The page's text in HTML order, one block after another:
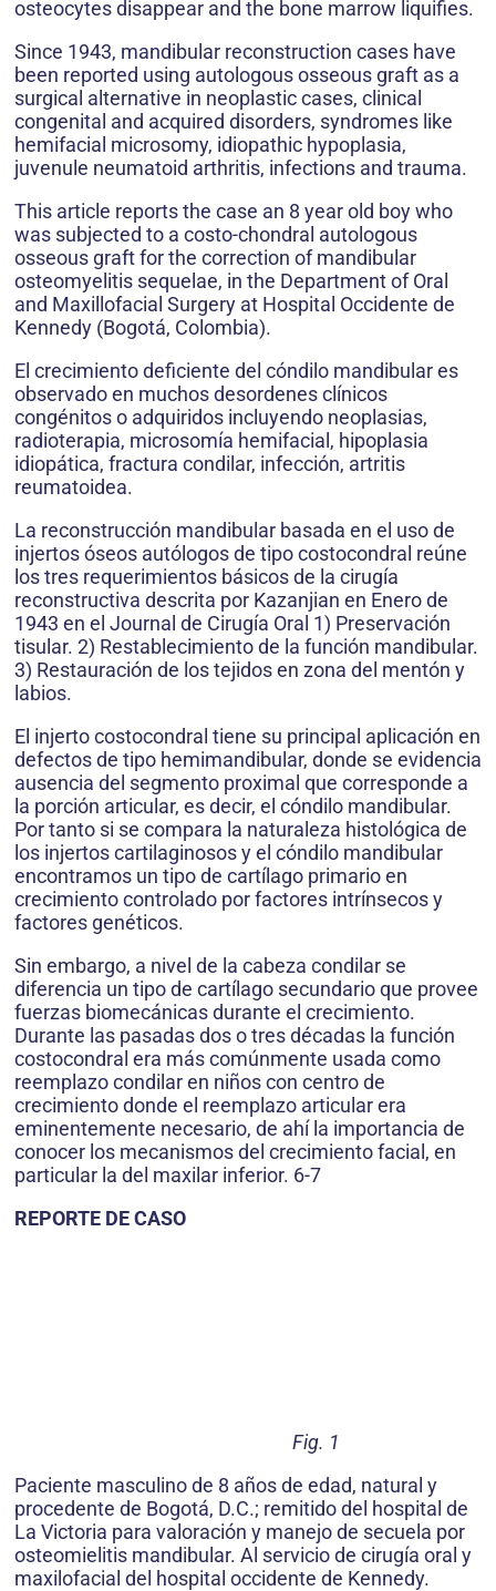
osteocytes disappear and the bone marrow liquifies.
Since 1943, mandibular reconstruction cases have
been reported using autologous osseous graft as a
surgical alternative in neoplastic cases, clinical
congenital and acquired disorders, syndromes like
hemifacial microsomy, idiopathic hypoplasia,
juvenule neumatoid arthritis, infections and trauma.
This article reports the case an 8 year old boy who
was subjected to a costo-chondral autologous
osseous graft for the correction of mandibular
osteomyelitis sequelae, in the Department of Oral
and Maxillofacial Surgery at Hospital Occidente de
Kennedy (Bogotá, Colombia).
El crecimiento deficiente del cóndilo mandibular es
observado en muchos desordenes clínicos
congénitos o adquiridos incluyendo neoplasias,
radioterapia, microsomía hemifacial, hipoplasia
idiopática, fractura condilar, infección, artritis
reumatoidea.
La reconstrucción mandibular basada en el uso de
injertos óseos autólogos de tipo costocondral reúne
los tres requerimientos básicos de la cirugía
reconstructiva descrita por Kazanjian en Enero de
1943 en el Journal de Cirugía Oral 1) Preservación
tisular. 2) Restablecimiento de la función mandibular.
3) Restauración de los tejidos en zona del mentón y
labios.
El injerto costocondral tiene su principal aplicación en
defectos de tipo hemimandibular, donde se evidencia
ausencia del segmento proximal que corresponde a
la porción articular, es decir, el cóndilo mandibular.
Por tanto si se compara la naturaleza histológica de
los injertos cartilaginosos y el cóndilo mandibular
encontramos un tipo de cartílago primario en
crecimiento controlado por factores intrínsecos y
factores genéticos.
Sin embargo, a nivel de la cabeza condilar se
diferencia un tipo de cartílago secundario que provee
fuerzas biomecánicas durante el crecimiento.
Durante las pasadas dos o tres décadas la función
costocondral era más comúnmente usada como
reemplazo condilar en niños con centro de
crecimiento donde el reemplazo articular era
eminentemente necesario, de ahí la importancia de
conocer los mecanismos del crecimiento facial, en
particular la del maxilar inferior. 6-7
REPORTE DE CASO
Fig. 1
Paciente masculino de 8 años de edad, natural y
procedente de Bogotá, D.C.; remitido del hospital de
La Victoria para valoración y manejo de secuela por
osteomielitis mandibular. Al servicio de cirugía oral y
maxilofacial del hospital occidente de Kennedy.